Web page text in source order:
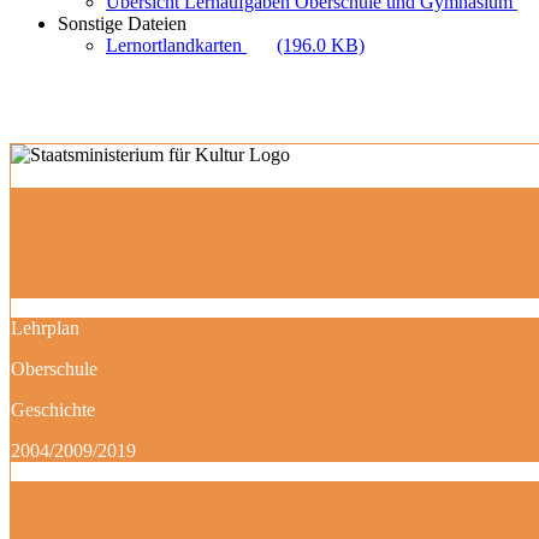
Sonstige Dateien
Lernortlandkarten
(196.0 KB)
Lehrplan
Oberschule
Geschichte
2004/2009/2019